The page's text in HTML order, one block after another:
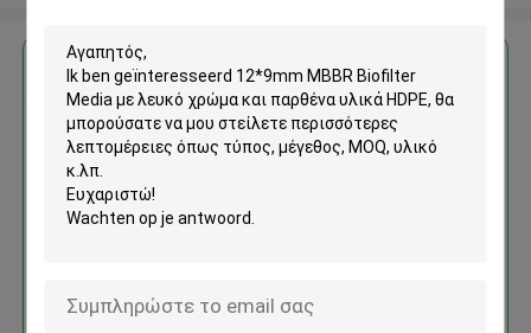
Αποκτήστε την καλύτερη τιμή για
12*9mm MBBR Biofilter Media
με λευκό χρώμα και παρθένα
Να συνεχίσει